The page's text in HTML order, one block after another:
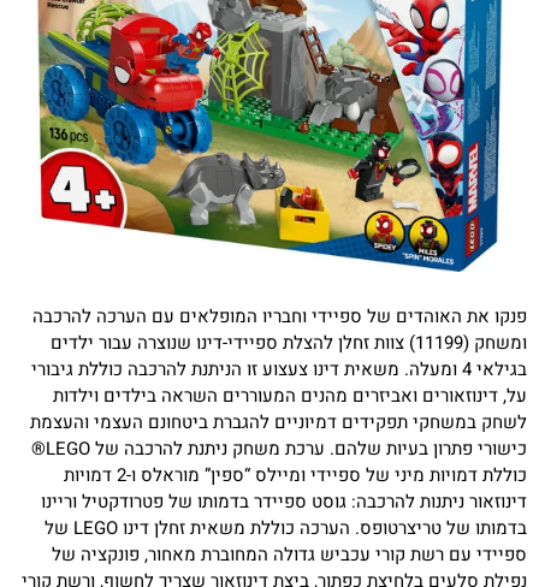
פנקו את האוהדים של ספיידי וחבריו המופלאים עם הערכה להרכבה
ומשחק (11199) צוות זחלן להצלת ספיידי-דינו שנוצרה עבור ילדים
בגילאי 4 ומעלה. משאית דינו צעצוע זו הניתנת להרכבה כוללת גיבורי
על, דינוזאורים ואביזרים מהנים המעוררים השראה בילדים וילדות
לשחק במשחקי תפקידים דמיוניים להגברת ביטחונם העצמי והעצמת
כישורי פתרון בעיות שלהם.
ערכת משחק ניתנת להרכבה של LEGO®
כוללת דמויות מיני של ספיידי ומיילס “ספין” מוראלס ו-2 דמויות
דינוזאור ניתנות להרכבה: גוסט ספיידר בדמותו של פטרודקטיל וריינו
בדמותו של טריצרטופס. הערכה כוללת משאית זחלן דינוLEGO של
ספיידי עם רשת קורי עכביש גדולה המחוברת מאחור, פונקציה של
נפילת סלעים בלחיצת כפתור, ביצת דינוזאור שצריך לחשוף, ורשת קורי